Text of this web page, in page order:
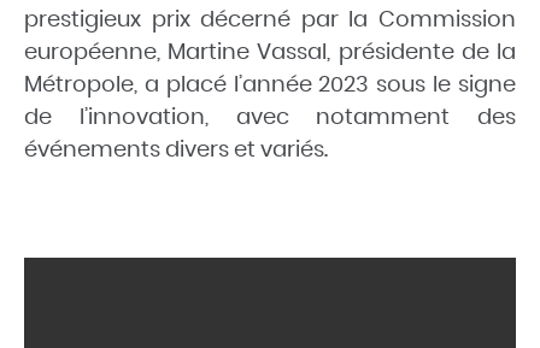
prestigieux prix décerné par la Commission
européenne, Martine Vassal, présidente de la
Métropole, a placé l’année 2023 sous le signe
de l’innovation, avec notamment des
événements divers et variés.